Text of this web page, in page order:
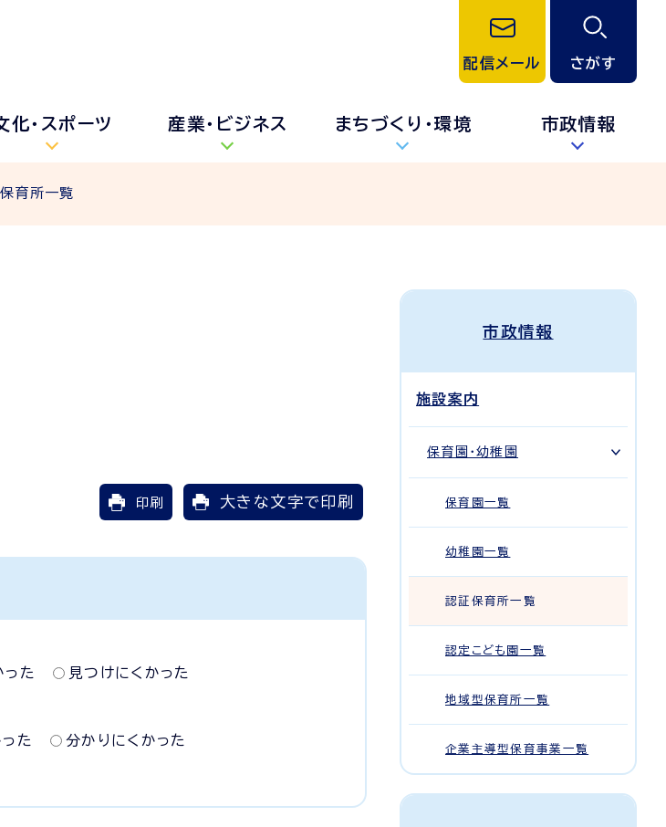
配信メール さがす
化・スポーツ 産業・ビジネス まちづくり・環境 市政情報
育所一覧
印刷 大きな文字で印刷
った 見つけにくかった
た 分かりにくかった
市政情報
施設案内
保育園・幼稚園
保育園一覧
幼稚園一覧
認証保育所一覧
認定こども園一覧
地域型保育所一覧
企業主導型保育事業一覧